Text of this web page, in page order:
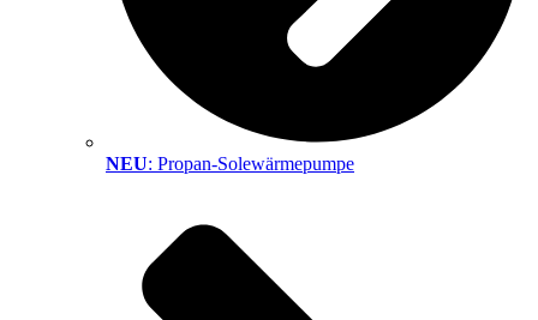
NEU: Propan-Solewärmepumpe